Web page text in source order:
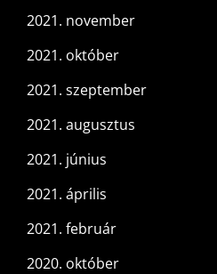
2021. november
2021. október
2021. szeptember
2021. augusztus
2021. június
2021. április
2021. február
2020. október